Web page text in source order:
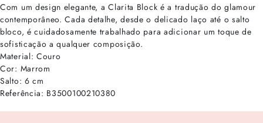
Com um design elegante, a Clarita Block é a tradução do glamour
contemporâneo. Cada detalhe, desde o delicado laço até o salto
bloco, é cuidadosamente trabalhado para adicionar um toque de
sofisticação a qualquer composição.
Material: Couro
Cor: Marrom
Salto: 6 cm
Referência: B3500100210380